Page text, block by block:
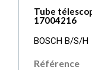
Tube
17004216
BOSCH B/S/H
Référence